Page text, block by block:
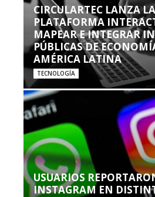
CIRCULARTEC LANZA
PLATAFORMA
MAPEAR E INTEGRAR
PÚBLICAS DE
AMÉRICA LATINA
TECNOLOGÍA
USUARIOS
INSTAGRAM EN